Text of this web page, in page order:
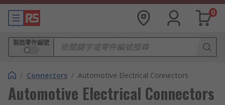
0
製造零件編號
/ Connectors / Automotive Electrical Connectors
Automotive Electrical Connectors